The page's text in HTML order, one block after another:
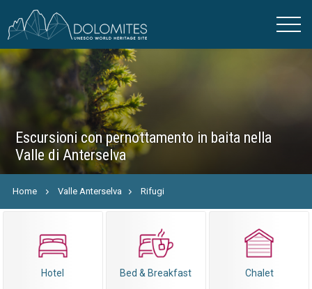
Escursioni con pernottamento in baita nella
Valle di Anterselva
Home Valle Anterselva Rifugi
Hotel Bed & Breakfast Chalet